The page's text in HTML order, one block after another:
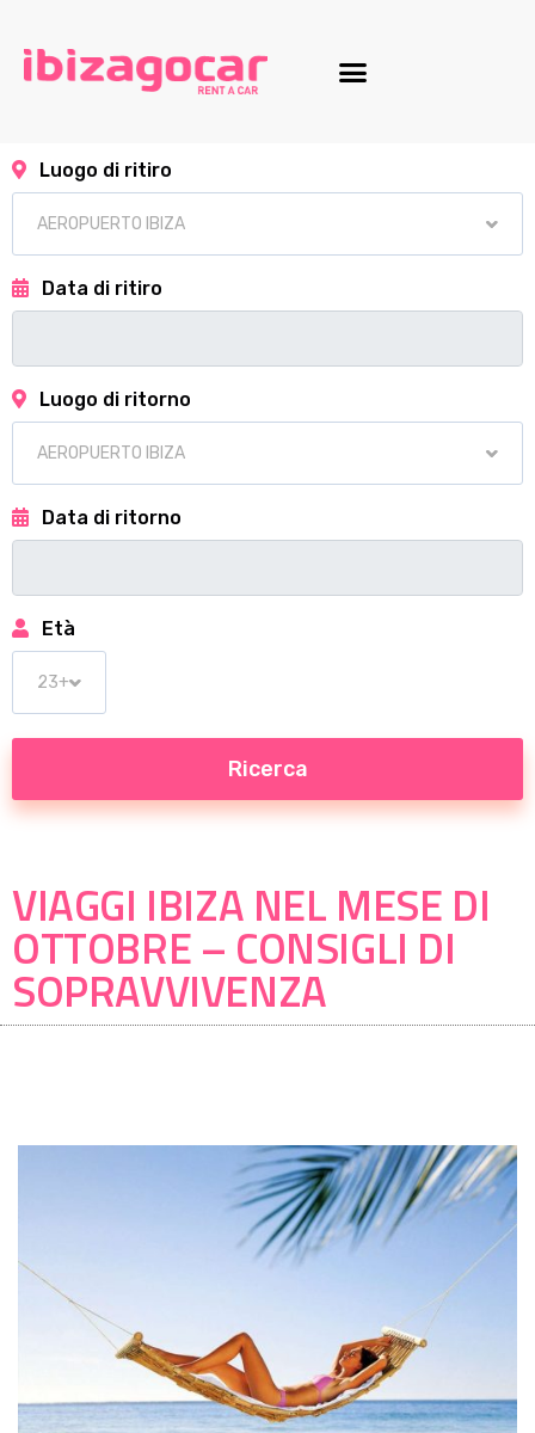
Luogo di ritiro
Data di ritiro
Luogo di ritorno
Data di ritorno
Età
VIAGGI IBIZA NEL MESE DI
OTTOBRE – CONSIGLI DI
SOPRAVVIVENZA